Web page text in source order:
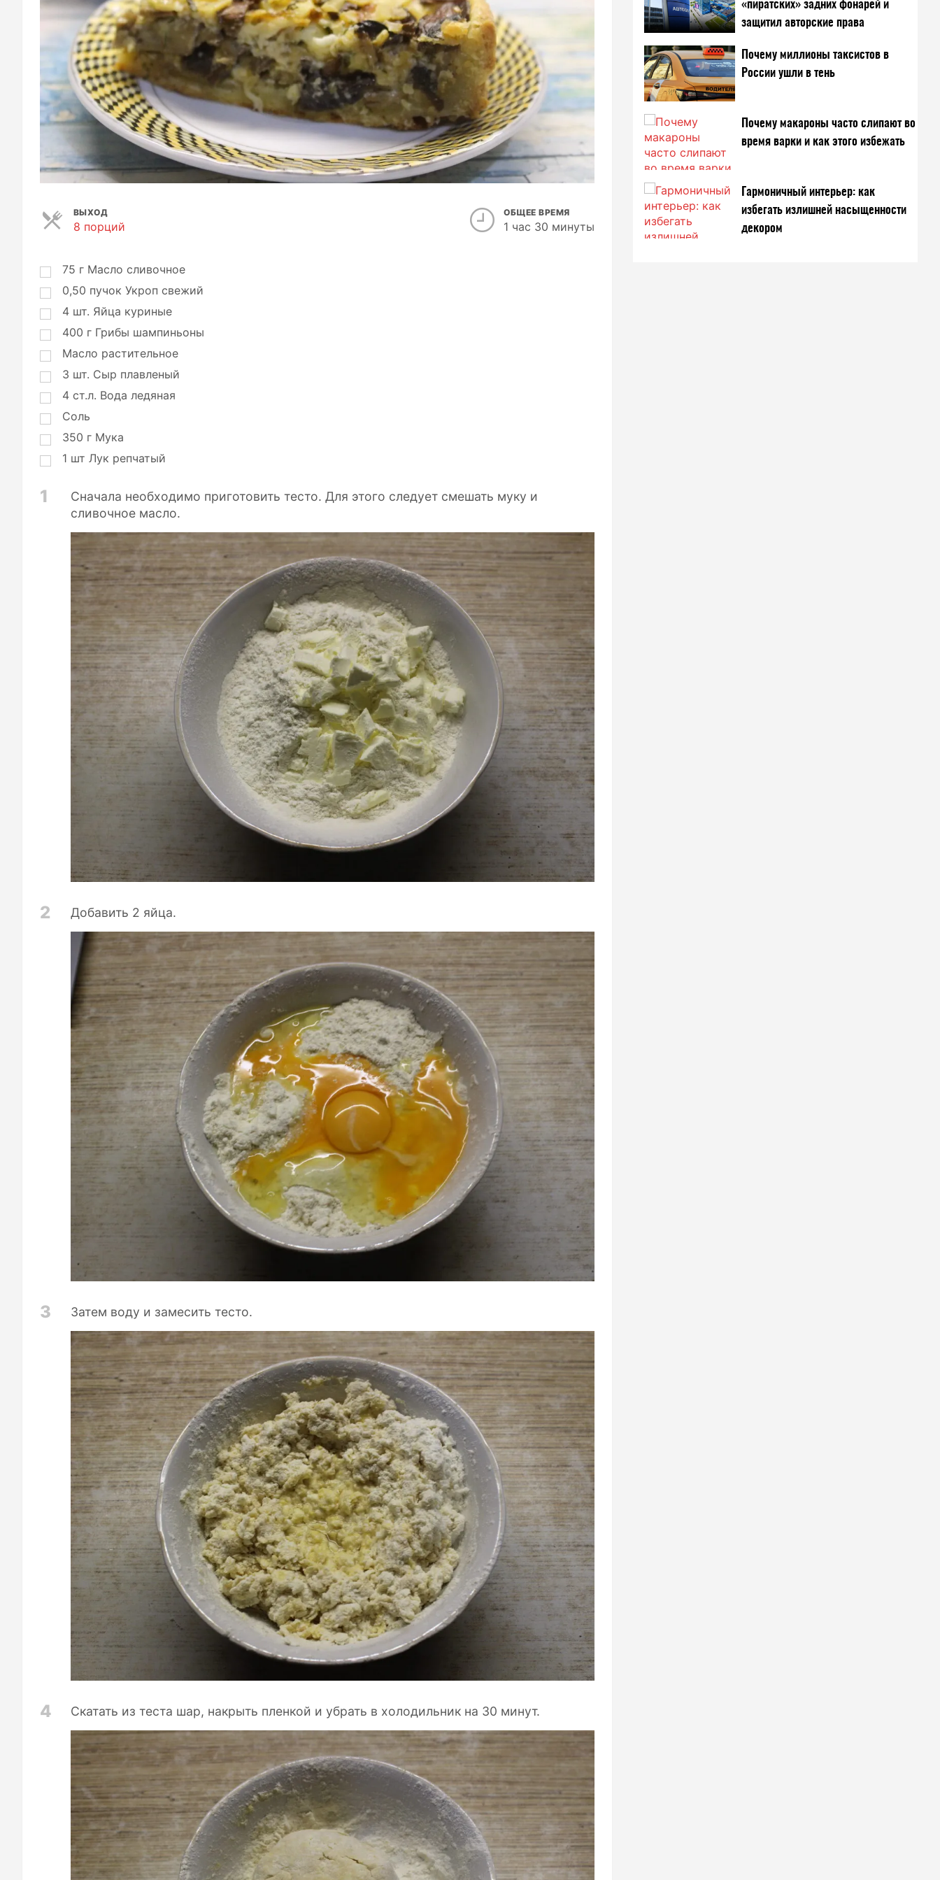
ВЫХОД
8 порций
ц
и
и
ОБЩЕЕ ВРЕМЯ
1 час 30 минуты
75 г Масло сливочное
0,50 пучок Укроп свежий
4 шт. Яйца куриные
400 г Грибы шампиньоны
Масло растительное
3 шт. Сыр плавленый
4 ст.л. Вода ледяная
Соль
350 г Мука
1 шт Лук репчатый
1
Сначала необходимо приготовить тесто. Для этого следует смешать муку и
сливочное масло.
2 Добавить 2 яйца.
3 Затем воду и замесить тесто.
4 Скатать из теста шар, накрыть пленкой и убрать в холодильник на 30 минут.
«пиратских» задних фонарей и
защитил авторские права
Почему миллионы таксистов в
России ушли в тень
Почему макароны часто слипают во
время варки и как этого избежать
Гармоничный интерьер: как
избегать излишней насыщенности
декором